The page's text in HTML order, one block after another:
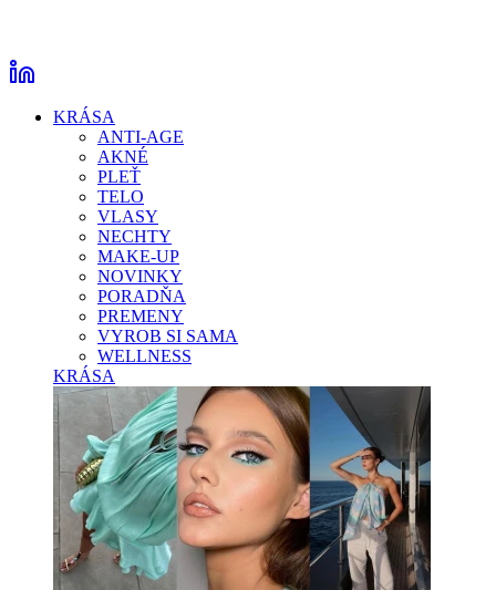
KRÁSA
ANTI-AGE
AKNÉ
PLEŤ
TELO
VLASY
NECHTY
MAKE-UP
NOVINKY
PORADŇA
PREMENY
VYROB SI SAMA
WELLNESS
KRÁSA